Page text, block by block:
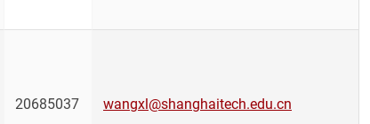
20685037 wangxl@shanghaitech.edu.cn